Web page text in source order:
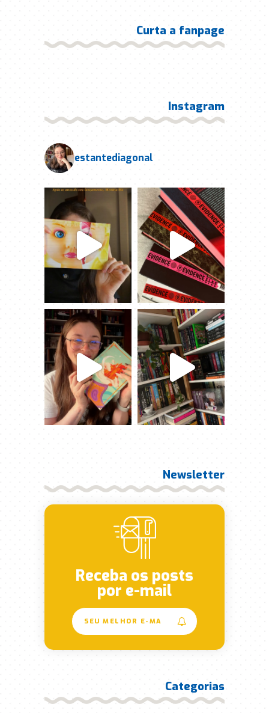
Curta a fanpage
Instagram
estantediagonal
Newsletter
Receba os posts
por e-mail
Categorias